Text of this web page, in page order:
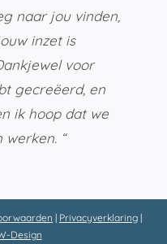
naar jou vinden,
inzet is
voor
gecreëerd, en
ik hoop dat we
“
| Privacyverklaring |
Design